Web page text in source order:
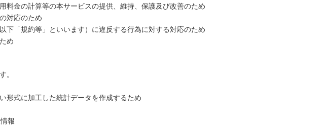
料金の計算等の本サービスの提供、維持、保護及び改善のため
対応のため
下「規約等」といいます）に違反する行為に対する対応のため
め
。
形式に加工した統計データを作成するため
報